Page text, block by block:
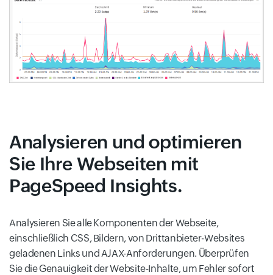
Analysieren und optimieren
Sie Ihre Webseiten mit
PageSpeed Insights.
Analysieren Sie alle Komponenten der Webseite,
einschließlich CSS, Bildern, von Drittanbieter-Websites
geladenen Links und AJAX-Anforderungen. Überprüfen
Sie die Genauigkeit der Website-Inhalte, um Fehler sofort